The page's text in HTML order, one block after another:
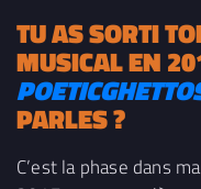
TU AS SORTI
MUSICAL EN
PARLES ?
C’est la phase dans